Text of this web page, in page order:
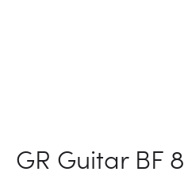
GR Guitar BF 8